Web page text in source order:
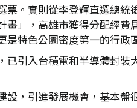
票。實則從李登輝直選總統
畫」，高雄市獲得分配經費
特色公園密度第一的行政
已引入台積電和半導體封裝
設，引進發展機會，基本盤